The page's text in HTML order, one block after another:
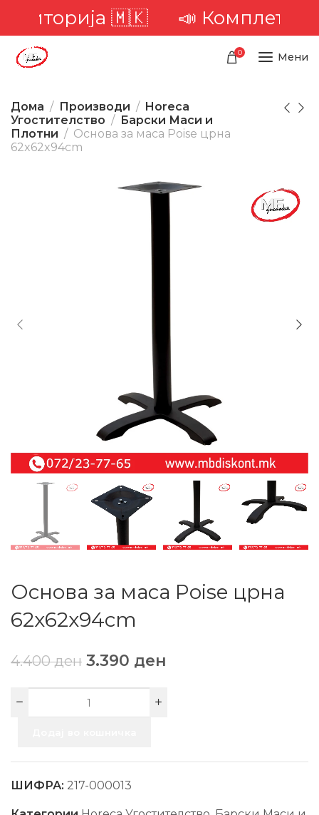
🇲🇰📣 Комплетна
0 Мени
Дома Производи
Horeca
Угостителство
Барски Маси и
Плотни
Основа за маса Poise црна
62x62x94cm
Основа за маса Poise црна
62x62x94cm
4.400ден 3.390 ден
ШИФРА: 217-000013